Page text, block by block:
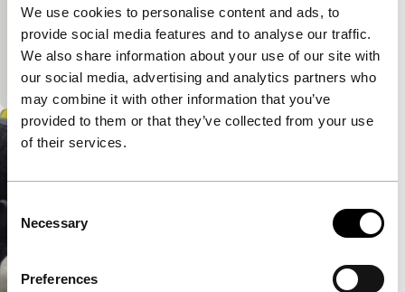
We use cookies to personalise content and ads, to
provide social media features and to analyse our traffic.
We also share information about your use of our site with
our social media, advertising and analytics partners who
may combine it with other information that you’ve
provided to them or that they’ve collected from your use
of their services.
Consent
Selection
Necessary
Preferences
Spectrum Shorts
Een typisch Nederlands tafereel. Terwijl hij vlot door
de huiskamer fietst, doet de Nooijer denken aan
leermeester Frans Zwartjes.